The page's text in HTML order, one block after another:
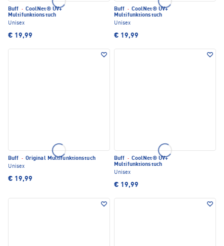
Buff · CoolNet® UV+
Multifunktionstuch
Unisex
€ 19,99
Buff · CoolNet® UV+
Multifunktionstuch
Unisex
€ 19,99
Buff · Original Multifunktionstuch
Unisex
€ 19,99
Buff · CoolNet® UV+
Multifunktionstuch
Unisex
€ 19,99